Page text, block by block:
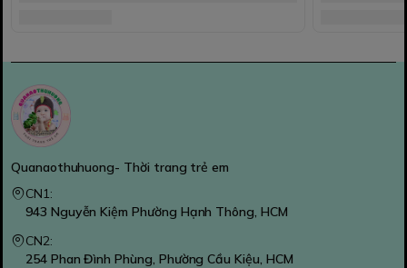
Quanaothuhuong- Thời trang trẻ em
CN1:
943 Nguyễn Kiệm Phường Hạnh Thông, HCM
CN2:
254 Phan Đình Phùng, Phường Cầu Kiệu, HCM